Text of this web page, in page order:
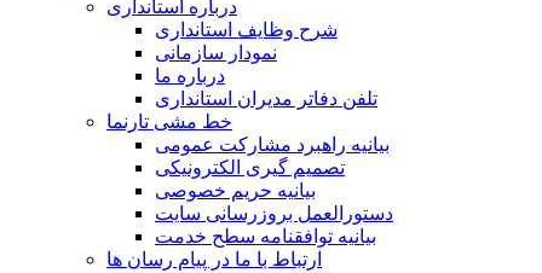
درباره استانداری
شرح وظایف استانداری
نمودار سازمانی
درباره ما
تلفن دفاتر مدیران استانداری
خط مشی تارنما
بیانیه راهبرد مشارکت عمومی
تصمیم گیری الکترونیکی
بیانیه حریم خصوصی
دستورالعمل بروزرسانی سایت
بیانیه توافقنامه سطح خدمت
ارتباط با ما در پیام رسان ها